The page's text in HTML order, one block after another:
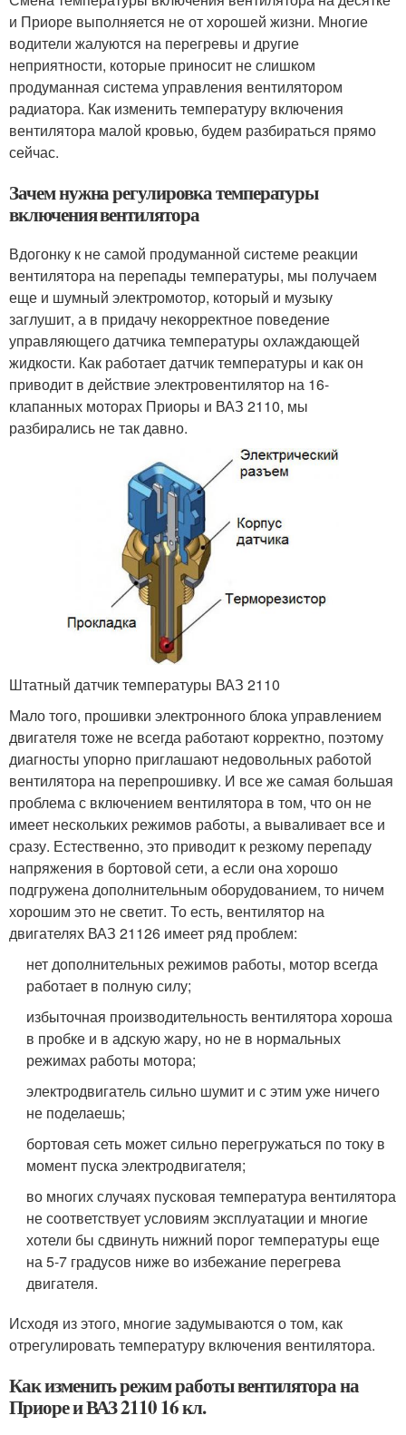
и Приоре выполняется не от хорошей жизни. Многие
водители жалуются на перегревы и другие
неприятности, которые приносит не слишком
продуманная система управления вентилятором
радиатора. Как изменить температуру включения
вентилятора малой кровью, будем разбираться прямо
сейчас.
Зачем нужна регулировка температуры
включения вентилятора
Вдогонку к не самой продуманной системе реакции
вентилятора на перепады температуры, мы получаем
еще и шумный электромотор, который и музыку
заглушит, а в придачу некорректное поведение
управляющего датчика температуры охлаждающей
жидкости. Как работает датчик температуры и как он
приводит в действие электровентилятор на 16-
клапанных моторах Приоры и ВАЗ 2110, мы
разбирались не так давно.
Штатный датчик температуры ВАЗ 2110
Мало того, прошивки электронного блока управлением
двигателя тоже не всегда работают корректно, поэтому
диагносты упорно приглашают недовольных работой
вентилятора на перепрошивку. И все же самая большая
проблема с включением вентилятора в том, что он не
имеет нескольких режимов работы, а вываливает все и
сразу. Естественно, это приводит к резкому перепаду
напряжения в бортовой сети, а если она хорошо
подгружена дополнительным оборудованием, то ничем
хорошим это не светит. То есть, вентилятор на
двигателях ВАЗ 21126 имеет ряд проблем:
нет дополнительных режимов работы, мотор всегда
работает в полную силу;
избыточная производительность вентилятора хороша
в пробке и в адскую жару, но не в нормальных
режимах работы мотора;
электродвигатель сильно шумит и с этим уже ничего
не поделаешь;
бортовая сеть может сильно перегружаться по току в
момент пуска электродвигателя;
во многих случаях пусковая температура вентилятора
не соответствует условиям эксплуатации и многие
хотели бы сдвинуть нижний порог температуры еще
на 5-7 градусов ниже во избежание перегрева
двигателя.
Исходя из этого, многие задумываются о том, как
отрегулировать температуру включения вентилятора.
Как изменить режим работы вентилятора на
Приоре и ВАЗ 2110 16 кл.